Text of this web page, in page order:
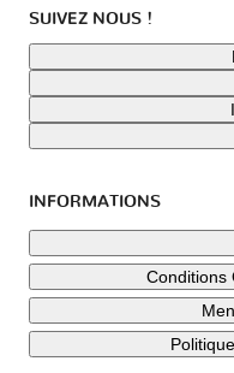
SUIVEZ NOUS !
INFORMATIONS
Conditions